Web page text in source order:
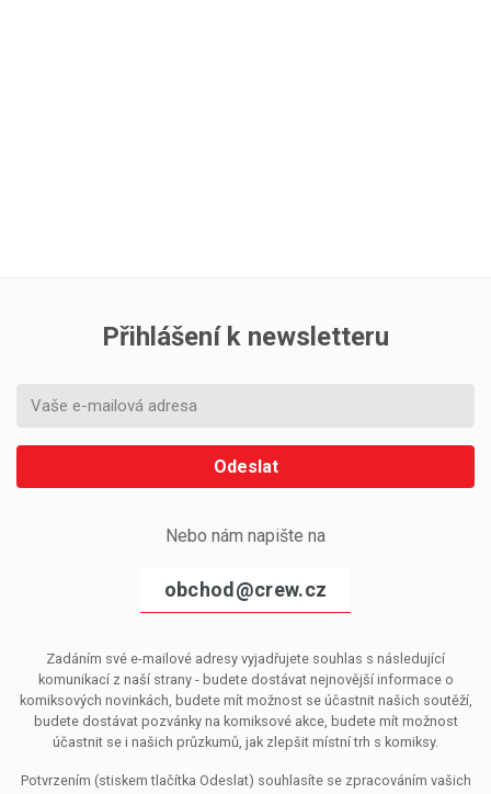
Přihlášení k newsletteru
Odeslat
Nebo nám napište na
obchod@crew.cz
Zadáním své e-mailové adresy vyjadřujete souhlas s následující
komunikací z naší strany - budete dostávat nejnovější informace o
komiksových novinkách, budete mít možnost se účastnit našich soutěží,
budete dostávat pozvánky na komiksové akce, budete mít možnost
účastnit se i našich průzkumů, jak zlepšit místní trh s komiksy.
Potvrzením (stiskem tlačítka Odeslat) souhlasíte se zpracováním vašich